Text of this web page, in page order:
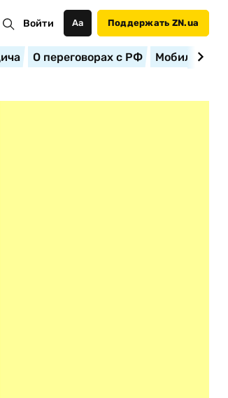
Войти Аа Поддержать ZN.ua
О переговорах с РФ